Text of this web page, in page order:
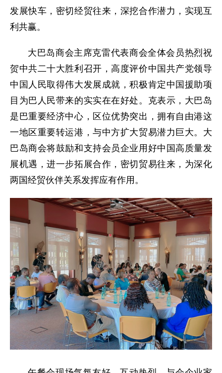
发展快车，密切经贸往来，深挖合作潜力，实现互
利共赢。
大巴岛商会主席克雷代表商会全体会员热烈祝
贺中共二十大胜利召开，高度评价中国共产党领导
中国人民取得伟大发展成就，积极肯定中国援助项
目为巴人民带来的实实在在好处。克表示，大巴岛
是巴重要经济中心，区位优势突出，拥有自由港这
一地区重要转运港，与中方扩大贸易潜力巨大。大
巴岛商会将鼓励和支持会员企业用好中国高质量发
展机遇，进一步拓展合作，密切贸易往来，为深化
两国经贸伙伴关系发挥应有作用。